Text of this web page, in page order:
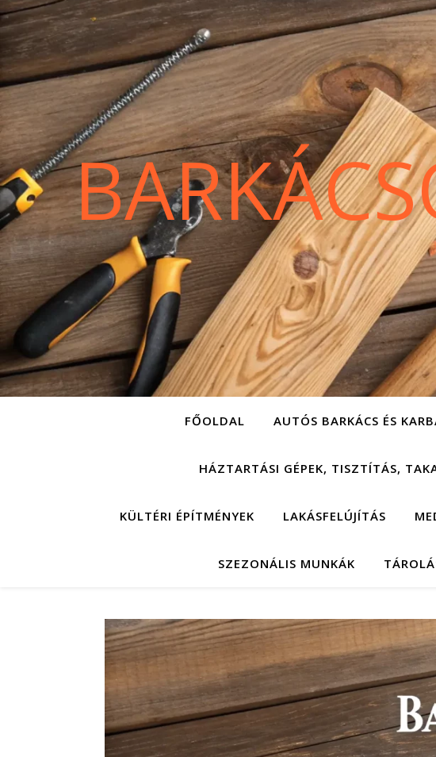
FŐOLDAL AUTÓS BARKÁCS ÉS
HÁZTARTÁSI GÉPEK, TISZTÍTÁS,
KÜLTÉRI ÉPÍTMÉNYEK LAKÁSFELÚJÍTÁS
SZEZONÁLIS MUNKÁK